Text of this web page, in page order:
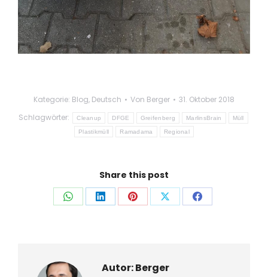
Kategorie: Blog, Deutsch Von Berger
31. Oktober 2018
Schlagwörter:
Cleanup DFGE Greifenberg MarlinsBrain Müll
Plastikmüll Ramadama Regional
Share this post
Auf
Auf
Auf
Auf
Auf
Autor:Berger